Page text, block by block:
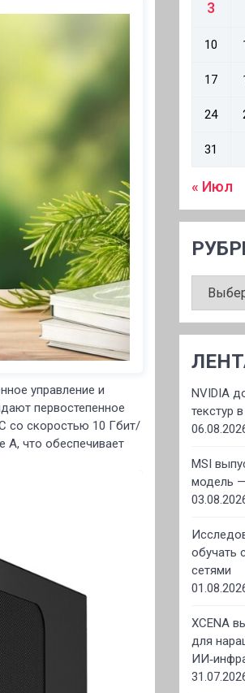
управление и
первостепенное
со скоростью 10 Гбит/
A, что обеспечивает
3
10
17
24
31
« Июл
NVIDIA
текстур
MSI
модель —
обучать
сетями
XCENA
для